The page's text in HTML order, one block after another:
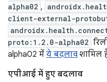
alpha02 ,
client-external-
proto:1.2.0-alpha02
alpha02 में ये बदलाव शामिल
एपीआई में हुए बदलाव